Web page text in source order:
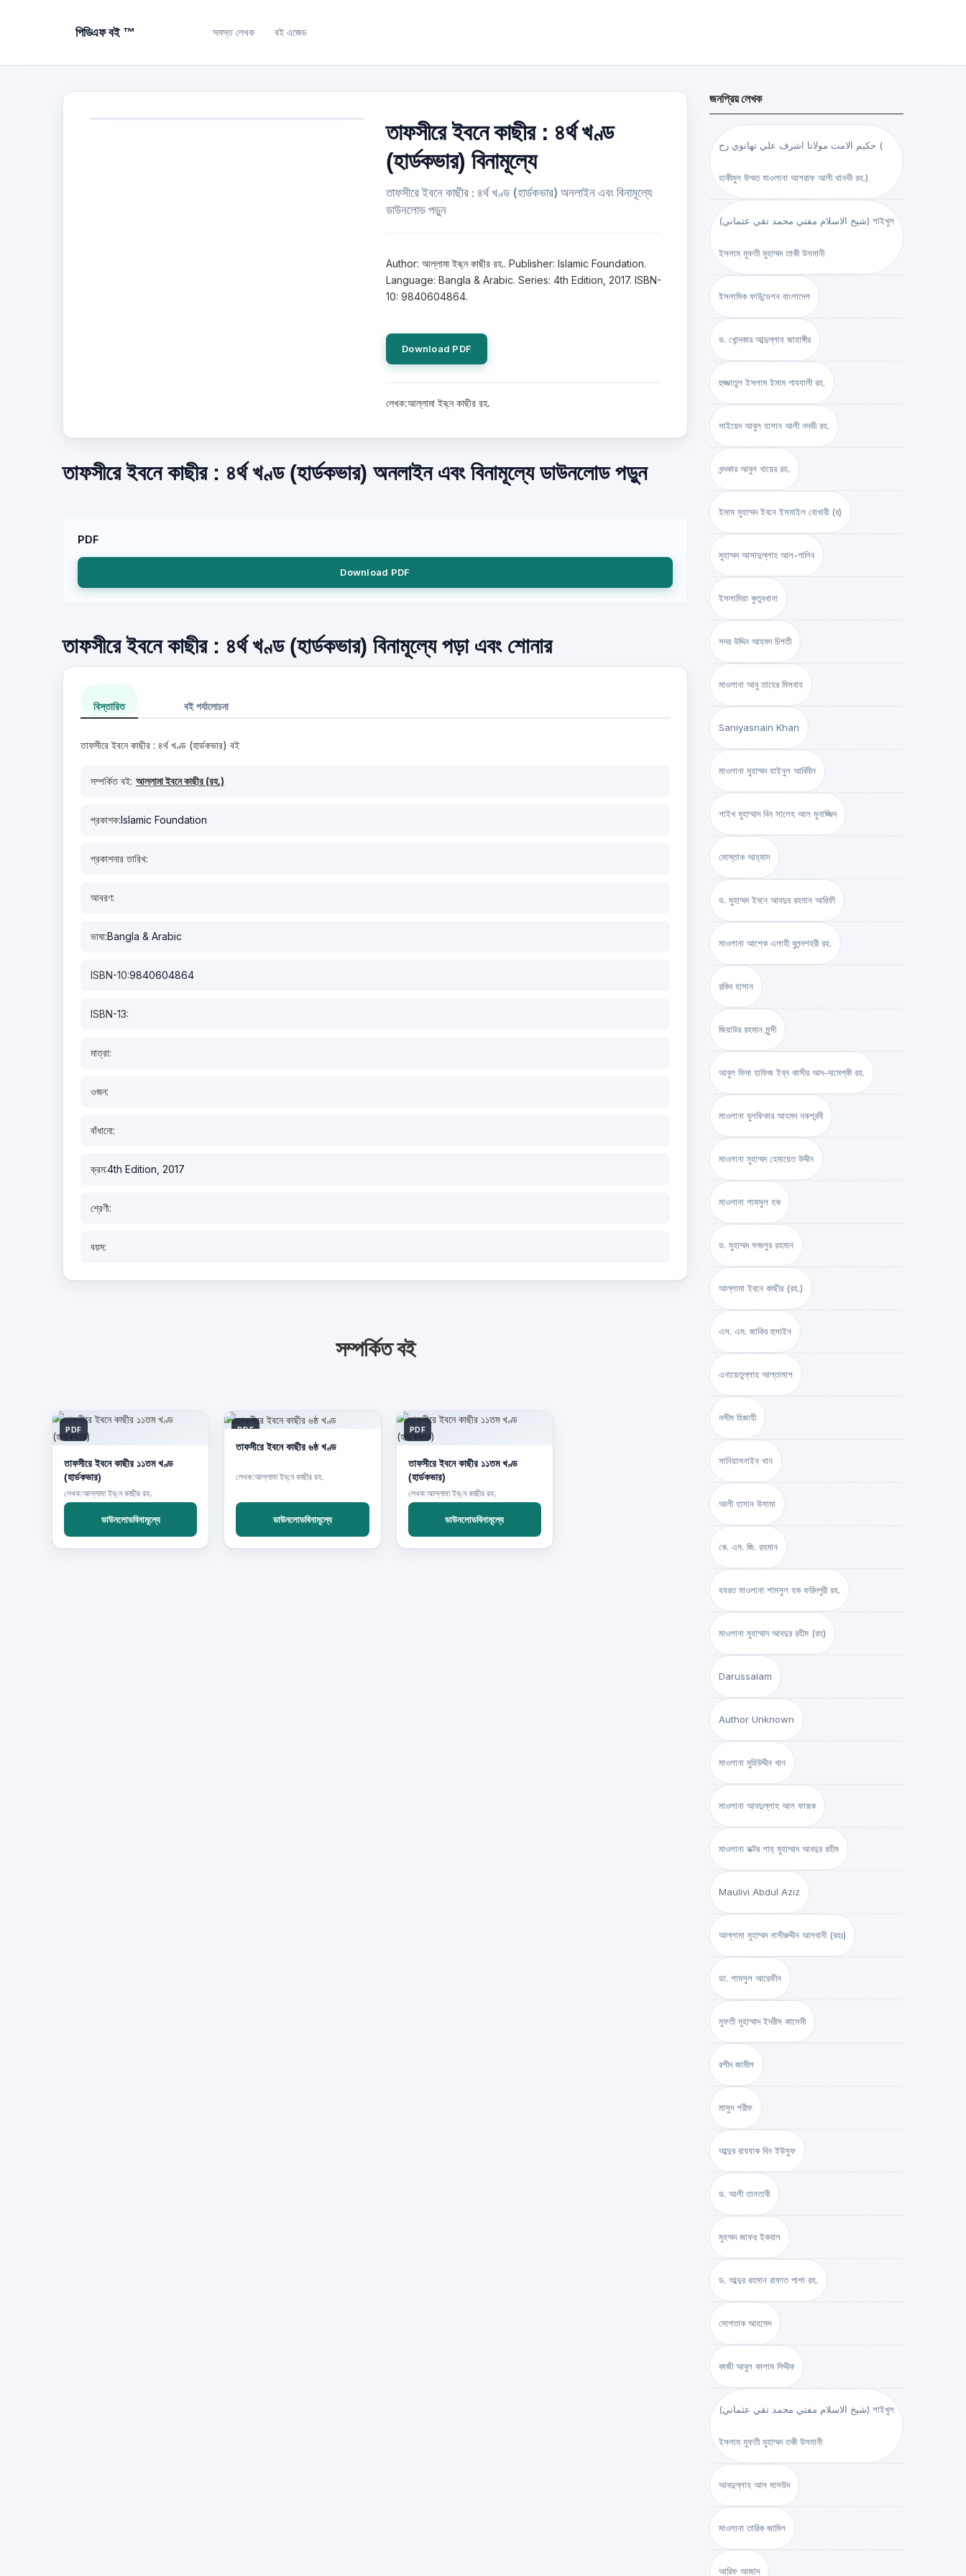
পিডিএফ বই ™ সমস্ত লেখক বই এজেড
তাফসীরে ইবনে কাছীর : ৪র্থ খণ্ড
(হার্ডকভার) বিনামূল্যে
তাফসীরে ইবনে কাছীর : ৪র্থ খণ্ড (হার্ডকভার) অনলাইন এবং বিনামূল্যে
ডাউনলোড পড়ুন
Author: আল্লামা ইব্‌নে কাছীর রহ.. Publisher: Islamic Foundation.
Language: Bangla & Arabic. Series: 4th Edition, 2017. ISBN-
10: 9840604864.
Download PDF
লেখক:আল্লামা ইব্‌নে কাছীর রহ.
তাফসীরে ইবনে কাছীর : ৪র্থ খণ্ড (হার্ডকভার) অনলাইন এবং বিনামূল্যে ডাউনলোড পড়ুন
PDF
Download PDF
তাফসীরে ইবনে কাছীর : ৪র্থ খণ্ড (হার্ডকভার) বিনামূল্যে পড়া এবং শোনার
বিস্তারিত বই পর্যালোচনা
তাফসীরে ইবনে কাছীর : ৪র্থ খণ্ড (হার্ডকভার) বই
সম্পর্কিত বই: আল্লামা ইবনে কাছীর (রহ.)
প্রকাশক:Islamic Foundation
প্রকাশনার তারিখ:
আবরণ:
ভাষা:Bangla & Arabic
ISBN-10:9840604864
ISBN-13:
মাত্রা:
ওজন:
বাঁধানো:
ক্রম:4th Edition, 2017
শ্রেণী:
বয়স:
সম্পর্কিত বই
PDF
তাফসীরে ইবনে কাছীর ১১তম খণ্ড
(হার্ডকভার)
লেখক:আল্লামা ইব্‌নে কাছীর রহ.
ডাউনলোডবিনামূল্যে
PDF
তাফসীরে ইবনে কাছীর ৬ষ্ঠ খণ্ড
লেখক:আল্লামা ইব্‌নে কাছীর রহ.
ডাউনলোডবিনামূল্যে
PDF
তাফসীরে ইবনে কাছীর ১১তম খণ্ড
(হার্ডকভার)
লেখক:আল্লামা ইব্‌নে কাছীর রহ.
ডাউনলোডবিনামূল্যে
জনপ্রিয় লেখক
حكيم الامت مولانا اشرف علي تهانوي رح (
হাকীমুল উম্মত মাওলানা আশরাফ আলী থানভী রহ.)
(شيخ الاسلام مفتي محمد تقي عثماني) শাইখুল
ইসলাম মুফতী মুহাম্মদ তাকী উসমানী
ইসলামিক ফাউন্ডেশন বাংলাদেশ
ড. খোন্দকার আব্দুল্লাহ জাহাঙ্গীর
হুজ্জাতুল ইসলাম ইমাম গাযযালী রহ.
সাইয়েদ আবুল হাসান আলী নদভী রহ.
খন্দকার আবুল খায়ের রহ.
ইমাম মুহাম্মদ ইবনে ইসমাইল বোখারী (র)
মুহাম্মদ আসাদুল্লাহ আল-গালিব
ইসলামিয়া কুতুবখানা
সদর উদ্দিন আহমদ চিশতী
মাওলানা আবু তাহের মিসবাহ
Saniyasnain Khan
মাওলানা মুহাম্মদ যাইনুল আবিদীন
শাইখ মুহাম্মাদ বিন সালেহ আল মুনাজ্জিদ
মোস্তাক আহ্‌মাদ
ড. মুহাম্মদ ইবনে আবদুর রহমান আরিফী
মাওলানা আশেক এলাহী বুলন্দশহরী রহ.
রকিব হাসান
জিয়াউর রহমান মুন্সী
আবুল ফিদা হাফিজ ইব্‌ন কাসীর আদ-দামেশ্‌কী রহ.
মাওলানা যুলফিকার আহমদ নকশবন্দী
মাওলানা মুহাম্মদ হেমায়েত উদ্দীন
মাওলানা শামসুল হক
ড. মুহাম্মদ ফজলুর রহমান
আল্লামা ইবনে কাছীর (রহ.)
এস. এম. জাকির হুসাইন
এনায়েতুল্লাহ আল্‌তামাশ
নসীম হিজাযী
সানিয়াসনাইন খান
আলী হাসান উসামা
কে. এম. জি. রহমান
হযরত মাওলানা শামসুল হক ফরিদপুরী রহ.
মাওলানা মুহাম্মাদ আবদুর রহীম (রহ)
Darussalam
Author Unknown
মাওলানা মুহিউদ্দীন খান
মাওলানা আবদুল্লাহ আল ফারূক
মাওলানা ডক্টর শাহ্‌ মুহাম্মাদ আবদুর রহীম
Maulivi Abdul Aziz
আল্লামা মুহাম্মদ নাসীরুদ্দীন আলবানী (রহঃ)
ডা. শামসুল আরেফীন
মুফতী মুহাম্মাদ ইদরীস কাসেমী
রশীদ জামীল
মাসুদ শরীফ
আব্দুর রাযযাক বিন ইউসুফ
ড. আলী তানতাবী
মুহম্মদ জাফর ইকবাল
ড. আব্দুর রহমান রাফাত পাশা রহ.
মোশতাক আহমেদ
কাজী আবুল কালাম সিদ্দীক
(شيخ الاسلام مفتي محمد تقي عثماني) শাইখুল
ইসলাম মুফতী মুহাম্মদ তকী উসমানী
আবদুল্লাহ আল মাসউদ
মাওলানা তারিক জামিল
আরিফ আজাদ